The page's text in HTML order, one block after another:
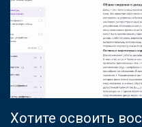
Хотите освоить